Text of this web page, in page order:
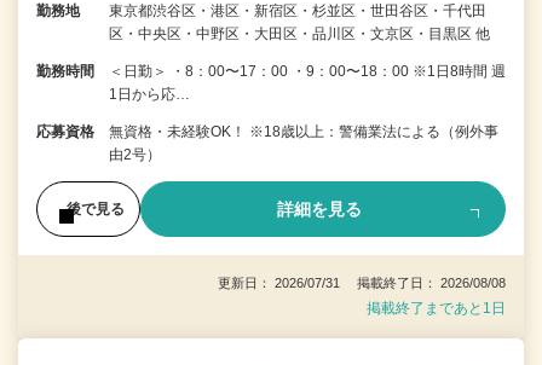
勤務地
東京都渋谷区・港区・新宿区・杉並区・世田谷区・千代田
区・中央区・中野区・大田区・品川区・文京区・目黒区 他
勤務時間
＜日勤＞ ・8：00〜17：00 ・9：00〜18：00 ※1日8時間 週
1日から応…
応募資格
無資格・未経験OK！ ※18歳以上：警備業法による（例外事
由2号）
後で見る 詳細を見る
更新日： 2026/07/31 掲載終了日： 2026/08/08
掲載終了まであと1日